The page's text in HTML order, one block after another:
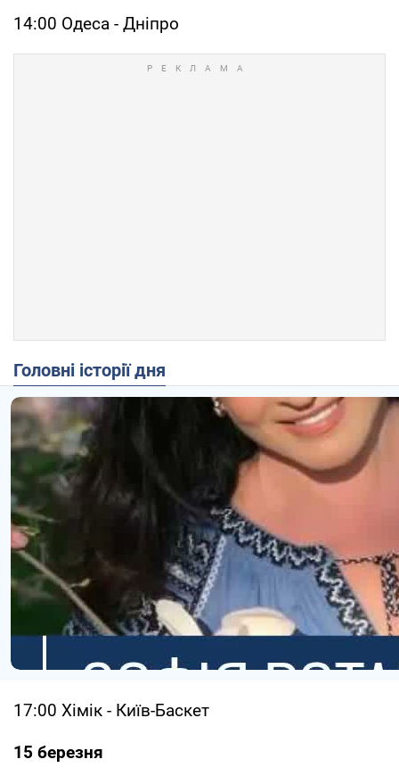
14:00 Одеса - Дніпро
Головні історії дня
17:00 Хімік - Київ-Баскет
15 березня